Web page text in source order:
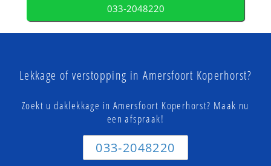
033-2048220
Lekkage of verstopping in Amersfoort Koperhorst?
Zoekt u daklekkage in Amersfoort Koperhorst? Maak nu
een afspraak!
033-2048220